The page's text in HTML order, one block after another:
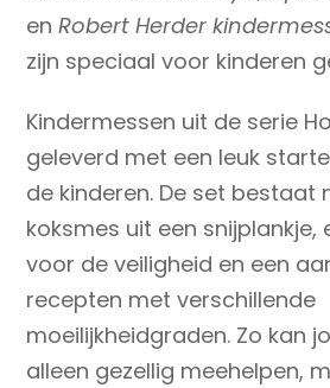
enRobert Herder
zijn speciaal voor kinderen
Kindermessen uit de serie
geleverd met een leuk
de kinderen. De set bestaat
koksmes uit een snijplankje,
voor de veiligheid en een
recepten met verschillende
moeilijkheidgraden. Zo kan
alleen gezellig meehelpen,